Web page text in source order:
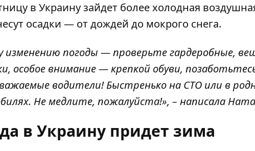
в Украину зайдет более холодная
осадки — от дождей до мокрого снега.
изменению погоды — проверьте гардеробные,
особое внимание — крепкой обуви,
водители! Быстренько на СТО или в
Не медлите, пожалуйста!», – написала
в Украину придет зима